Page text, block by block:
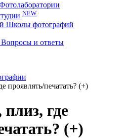
NEW
Школы фотографий
Вопросы и ответы
проявлять/печатать? (+)
где
(+)